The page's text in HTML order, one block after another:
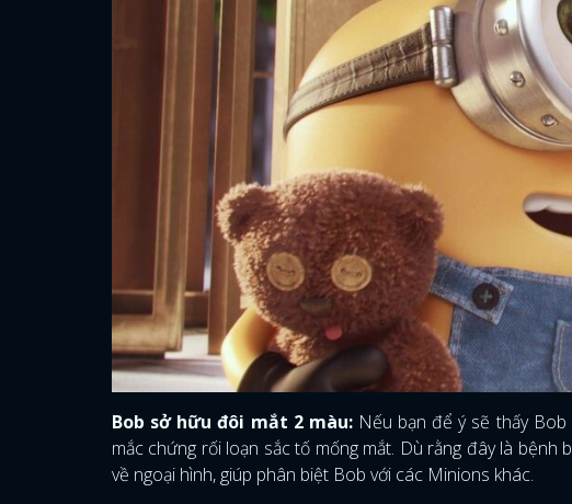
Bob sở hữu đôi mắt 2 màu:Nếu bạn để ý sẽ thấy Bob
mắc chứng rối loạn sắc tố mống mắt. Dù rằng đây là
về ngoại hình, giúp phân biệt Bob với các Minions khác.